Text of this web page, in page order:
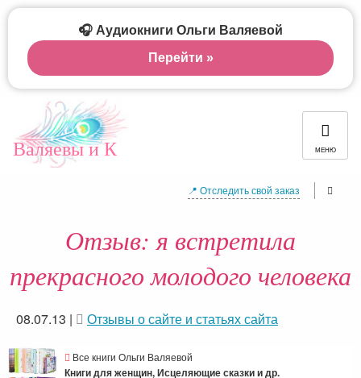
Валяевы и К МЕНЮ
📍 Отследить свой заказ
Отзыв: я встретила
прекрасного молодого человека
08.07.13 | Отзывы о сайте и статьях сайта
Все книги Ольги Валяевой
Книги для женщин, Исцеляющие сказки и др.
🎧 Аудиокниги Ольги Валяевой
Перейти »